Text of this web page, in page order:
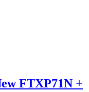
FTXP71N +